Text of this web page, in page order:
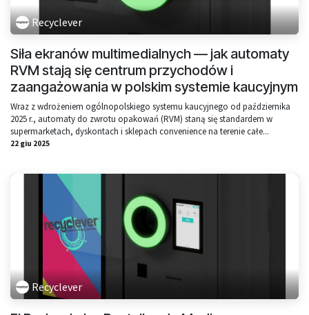
Recyclever
Siła ekranów multimedialnych — jak automaty
RVM stają się centrum przychodów i
zaangażowania w polskim systemie kaucyjnym
Wraz z wdrożeniem ogólnopolskiego systemu kaucyjnego od października
2025 r., automaty do zwrotu opakowań (RVM) staną się standardem w
supermarketach, dyskontach i sklepach convenience na terenie całe...
22 giu 2025
Recyclever